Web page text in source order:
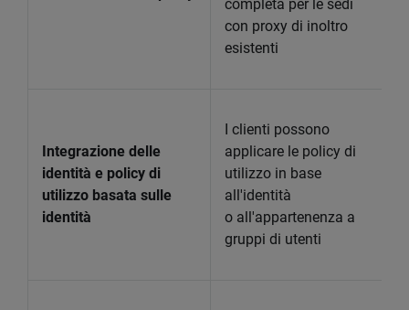
completa per le sedi
con proxy di inoltro
esistenti
Integrazione delle
identità e policy di
utilizzo basata sulle
identità
I clienti possono
applicare le policy di
utilizzo in base
all'identità
o all'appartenenza a
gruppi di utenti